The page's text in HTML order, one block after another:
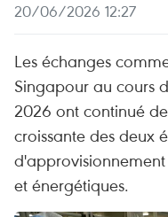
20/06/2026 12:27
Les échanges
Singapour au cours
2026 ont continué
croissante des deux
et énergétiques.